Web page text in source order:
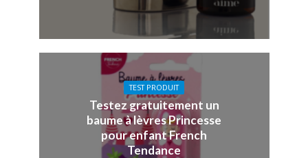
TEST PRODUIT
Testez gratuitement un
baume à lèvres Princesse
pour enfant French
Tendance